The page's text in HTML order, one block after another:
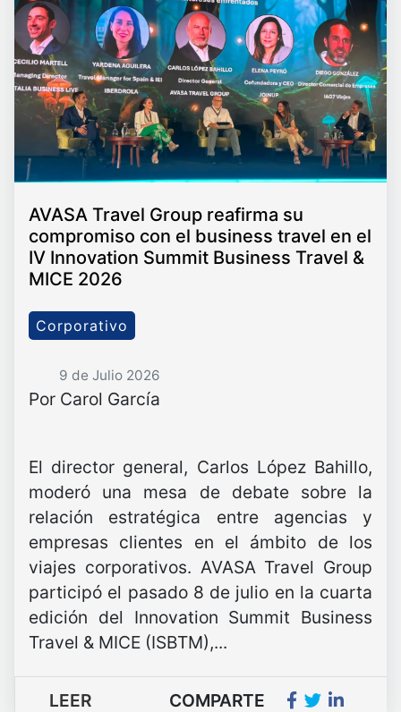
AVASA Travel Group reafirma su
compromiso con el business travel en el
IV Innovation Summit Business Travel &
MICE 2026
Corporativo
9 de Julio 2026
Por Carol García
El director general, Carlos López Bahillo,
moderó una mesa de debate sobre la
relación estratégica entre agencias y
empresas clientes en el ámbito de los
viajes corporativos. AVASA Travel Group
participó el pasado 8 de julio en la cuarta
edición del Innovation Summit Business
Travel & MICE (ISBTM),...
LEER COMPARTE